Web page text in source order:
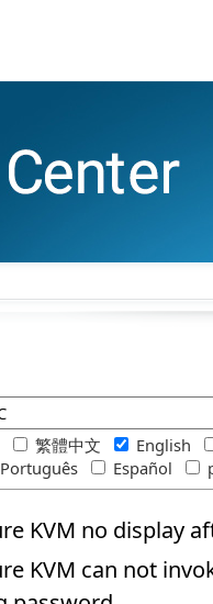
繁體中文
English
Português Español